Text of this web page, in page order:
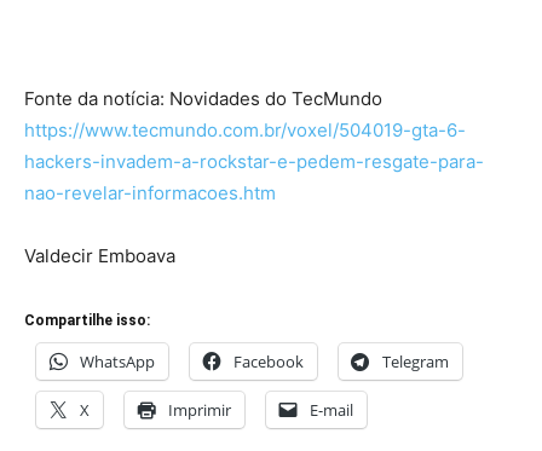
Fonte da notícia: Novidades do TecMundo
https://www.tecmundo.com.br/voxel/504019-gta-6-
hackers-invadem-a-rockstar-e-pedem-resgate-para-
nao-revelar-informacoes.htm
Valdecir Emboava
Compartilhe isso:
WhatsApp Facebook Telegram
X Imprimir E-mail